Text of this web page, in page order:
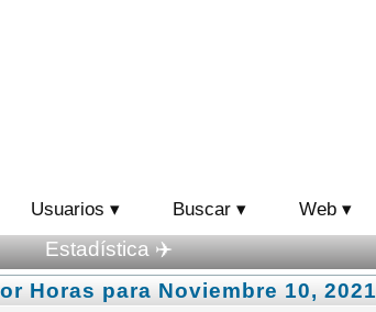
Usuarios Buscar Web
Estadística ✈️
Horas para Noviembre 10, 2021